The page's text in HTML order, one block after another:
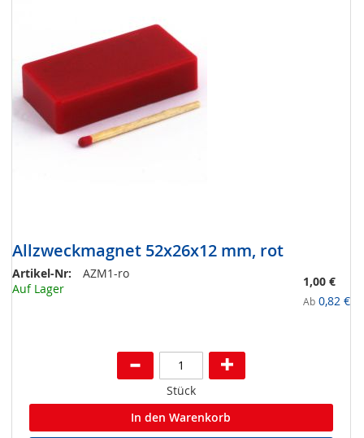
Allzweckmagnet 52x26x12 mm, rot
Artikel-Nr:
AZM1-ro
Auf Lager
1,00 €
Ab 0,82 €
Stück
In den Warenkorb